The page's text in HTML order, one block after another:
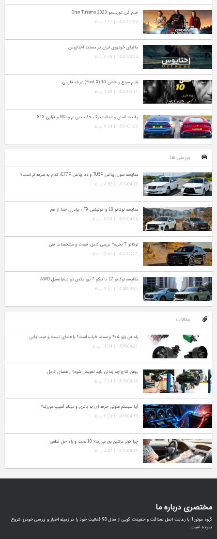
فیلم گرن توریسمو Gran Turismo 2023
1402-07-09 | 7:17 ب.ظ
مافیای خودروی ایران در مستند اختاپوس
1402-03-25 | 6:26 ب.ظ
فیلم سریع و خشن 10 (Fast X) دوبله فارسی
1402-03-11 | 1:48 ب.ظ
رقابت آلمان و ایتالیا؛ درگ جذاب بی ام و M5 و فراری 812
1401-01-03 | 9:34 ب.ظ
بررسی ها
مقایسه سورن پلاس TU5P و دنا پلاس EF7P؛ کدام به‌ صرفه‌ تر است؟
1405-04-13 | 4:55 ب.ظ
مقایسه لوکانو L8 و فونیکس F9 ؛ برادران جدا از هم
1405-04-04 | 10:00 ب.ظ
لوکانو 7 بخریم؟ بررسی کامل، قیمت و مشخصات فنی
1405-03-01 | 12:55 ب.ظ
مقایسه لوکانو L7 با تیگو 7 پرو مکس دو دیفرانسیل AWD
1404-09-06 | 9:51 ب.ظ
مقالات
رله فن پژو ۴۰۵ و سمند خراب است؟ راهنمای تست و عیب‌ یابی
1405-04-21 | 11:04 ب.ظ
روغن کلاچ چه زمانی باید تعویض شود؟ راهنمای کامل
1405-04-16 | 3:14 ب.ظ
آیا سیستم صوتی حرفه‌ ای به باتری و دینام آسیب می‌زند؟
1405-04-15 | 9:20 ب.ظ
چرا کولر ماشین یخ می‌زند؟ 10 علت و راه‌ حل قطعی
1405-04-12 | 4:42 ب.ظ
مختصری درباره ما
گروه موتور1 با رعایت اصل صداقت و حقیقت گویی از سال 98 فعالیت خود را در زمینه اخبار و بررسی خودرو شروع
نموده است.